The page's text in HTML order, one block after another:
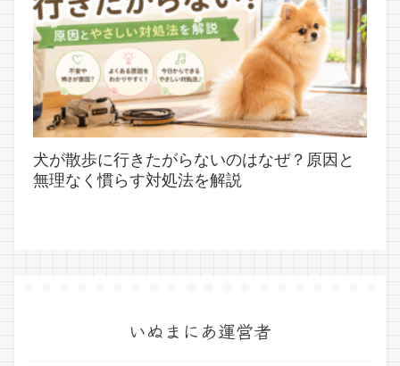
犬が散歩に行きたがらないのはなぜ？原因と
無理なく慣らす対処法を解説
いぬまにあ運営者